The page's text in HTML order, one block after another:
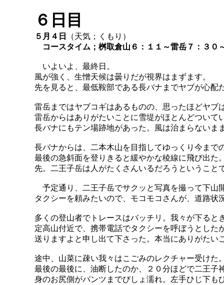
６日目
５月４日
（天気；くもり）
コースタイム；桝取倉山６：１１～雷岳７：３
いよいよ、最終日。
風が強く、生憎天候は曇りだが視界はまずます。
先を見ると、最低鞍部である長バナまでヤブが心配
雷岳まではヤブコギはあるものの、思ったほどヤ
雷岳からはありがたいことに雪堤がほとんどつい
長バナにもテン場跡地があった。風は治まらない
長バナからは、二本木山を目指してゆっくり今まで
最後の急斜面を登りきると緩やかな稜線に飛び出
先。二王子岳は人がたくさんいるだろうというこ
予定通り、二王子岳でサクッと写真を撮って下山
タクシーを頼みたいので、モコモコさんが、道路
多くの登山者でトレースはバッチリ。我々が下る
定高山付近で、携帯電話でタクシーを呼ぼうとし
送りますよと申し出て下さった。本当にありがたい
途中、山菜に疎い我々はこごみのレクチャー受け
最後の最後に、油断したのか、２０分ほどで二王
身のお尻側がパンツまでびしょ濡れ。左手ひじ下も